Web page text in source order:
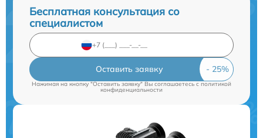
Бесплатная консультация со
специалистом
Оставить заявку
Нажимая на кнопку "Оставить заявку" Вы соглашаетесь cполитикой
конфиденциальности